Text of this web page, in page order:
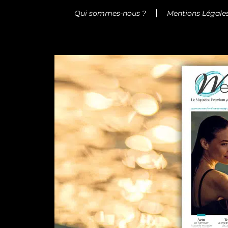
Qui sommes-nous ? Mentions